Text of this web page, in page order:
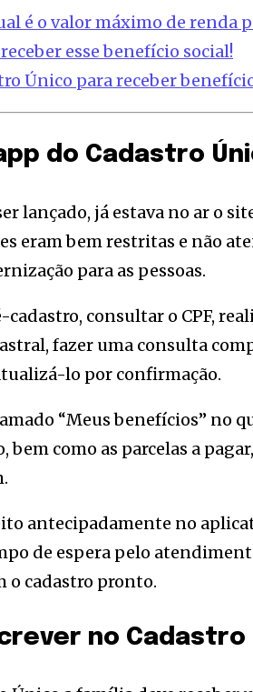
é o valor máximo de renda
esse benefício social!
Único para receber
do Cadastro
lançado, já estava no ar o
eram bem restritas e não
para as pessoas.
consultar o CPF,
fazer uma consulta
lo por confirmação.
“Meus benefícios” no
bem como as parcelas a
antecipadamente no
de espera pelo
o cadastro pronto.
no Cadastro